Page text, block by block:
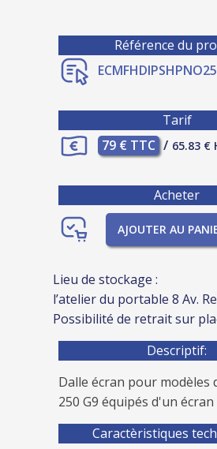
Référence du
Tarif
79 € TTC / 65.83 €
Acheter
AJOUTER AU
Lieu de stockage :
l’atelier du portable 8 Av.
Possibilité de retrait sur
Descriptif:
Dalle écran pour modèles
250 G9 équipés d'un
Caractèristiques